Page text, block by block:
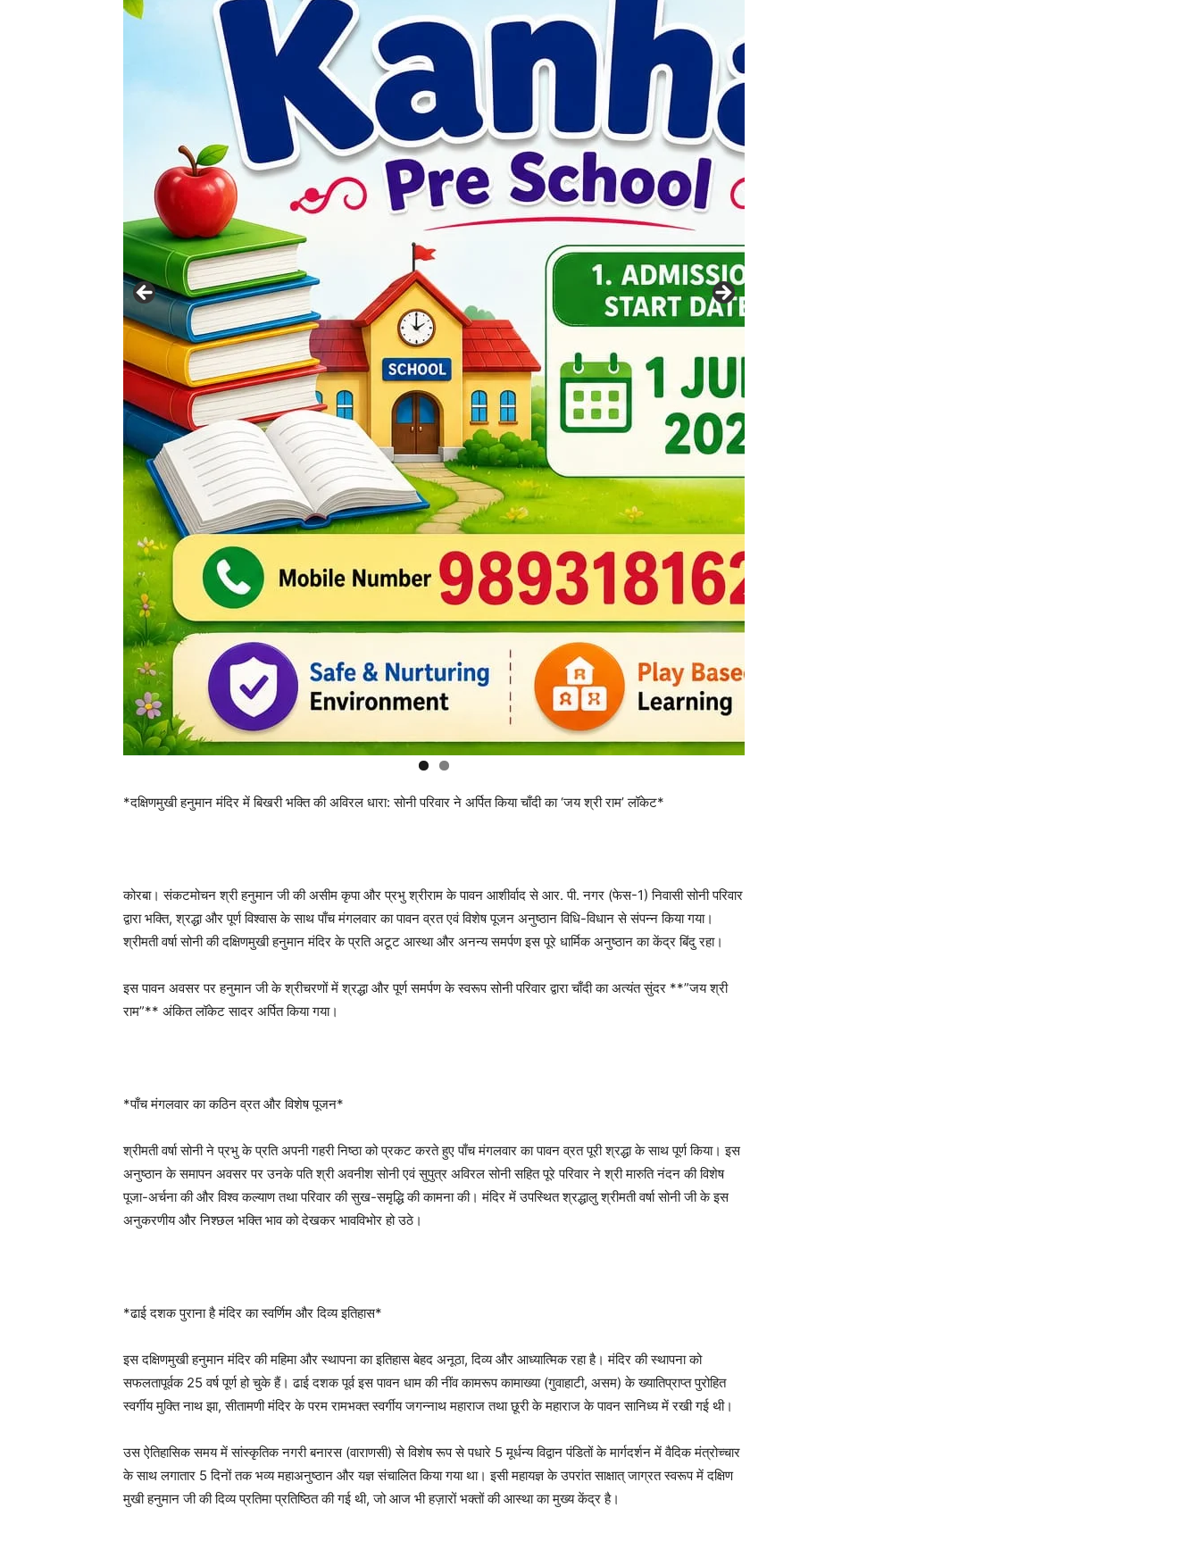
*दक्षिणमुखी हनुमान मंदिर में बिखरी भक्ति की अविरल धारा: सोनी परिवार ने अर्पित किया चाँदी का ‘जय श्री राम’ लॉकेट*
कोरबा। संकटमोचन श्री हनुमान जी की असीम कृपा और प्रभु श्रीराम के पावन आशीर्वाद से आर. पी. नगर (फेस-1) निवासी सोनी परिवार
द्वारा भक्ति, श्रद्धा और पूर्ण विश्वास के साथ पाँच मंगलवार का पावन व्रत एवं विशेष पूजन अनुष्ठान विधि-विधान से संपन्न किया गया।
श्रीमती वर्षा सोनी की दक्षिणमुखी हनुमान मंदिर के प्रति अटूट आस्था और अनन्य समर्पण इस पूरे धार्मिक अनुष्ठान का केंद्र बिंदु रहा।
इस पावन अवसर पर हनुमान जी के श्रीचरणों में श्रद्धा और पूर्ण समर्पण के स्वरूप सोनी परिवार द्वारा चाँदी का अत्यंत सुंदर **”जय श्री
राम”** अंकित लॉकेट सादर अर्पित किया गया।
*पाँच मंगलवार का कठिन व्रत और विशेष पूजन*
श्रीमती वर्षा सोनी ने प्रभु के प्रति अपनी गहरी निष्ठा को प्रकट करते हुए पाँच मंगलवार का पावन व्रत पूरी श्रद्धा के साथ पूर्ण किया। इस
अनुष्ठान के समापन अवसर पर उनके पति श्री अवनीश सोनी एवं सुपुत्र अविरल सोनी सहित पूरे परिवार ने श्री मारुति नंदन की विशेष
पूजा-अर्चना की और विश्व कल्याण तथा परिवार की सुख-समृद्धि की कामना की। मंदिर में उपस्थित श्रद्धालु श्रीमती वर्षा सोनी जी के इस
अनुकरणीय और निश्छल भक्ति भाव को देखकर भावविभोर हो उठे।
*ढाई दशक पुराना है मंदिर का स्वर्णिम और दिव्य इतिहास*
इस दक्षिणमुखी हनुमान मंदिर की महिमा और स्थापना का इतिहास बेहद अनूठा, दिव्य और आध्यात्मिक रहा है। मंदिर की स्थापना को
सफलतापूर्वक 25 वर्ष पूर्ण हो चुके हैं। ढाई दशक पूर्व इस पावन धाम की नींव कामरूप कामाख्या (गुवाहाटी, असम) के ख्यातिप्राप्त पुरोहित
स्वर्गीय मुक्ति नाथ झा, सीतामणी मंदिर के परम रामभक्त स्वर्गीय जगन्नाथ महाराज तथा छूरी के महाराज के पावन सानिध्य में रखी गई थी।
उस ऐतिहासिक समय में सांस्कृतिक नगरी बनारस (वाराणसी) से विशेष रूप से पधारे 5 मूर्धन्य विद्वान पंडितों के मार्गदर्शन में वैदिक मंत्रोच्चार
के साथ लगातार 5 दिनों तक भव्य महाअनुष्ठान और यज्ञ संचालित किया गया था। इसी महायज्ञ के उपरांत साक्षात् जाग्रत स्वरूप में दक्षिण
मुखी हनुमान जी की दिव्य प्रतिमा प्रतिष्ठित की गई थी, जो आज भी हज़ारों भक्तों की आस्था का मुख्य केंद्र है।